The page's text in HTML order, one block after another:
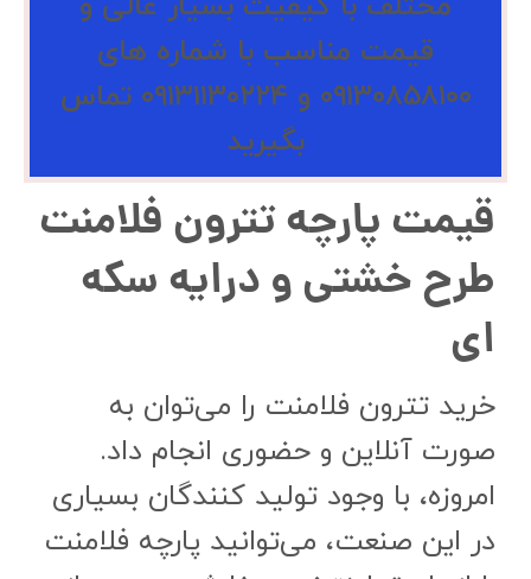
قیمت مناسب با شماره های
۰۹۱۳۰۸۵۸۱۰۰ و ۰۹۱۳۱۱۳۰۲۲۴ تماس
بگیرید
قیمت پارچه تترون فلامنت
طرح خشتی و درایه سکه
ای
خرید تترون فلامنت را می‌توان به
صورت آنلاین و حضوری انجام داد.
امروزه، با وجود تولید کنندگان بسیاری
در این صنعت، می‌توانید پارچه فلامنت